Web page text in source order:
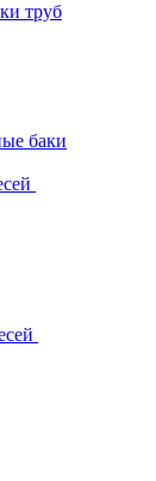
труб
баки